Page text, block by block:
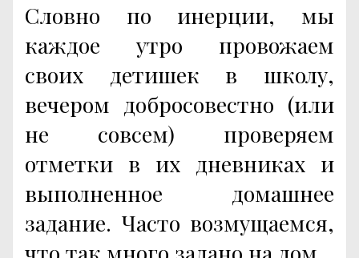
Словно по инерции, мы
каждое утро провожаем
своих детишек в школу,
вечером добросовестно (или
не совсем) проверяем
отметки в их дневниках и
выполненное домашнее
задание. Часто возмущаемся,